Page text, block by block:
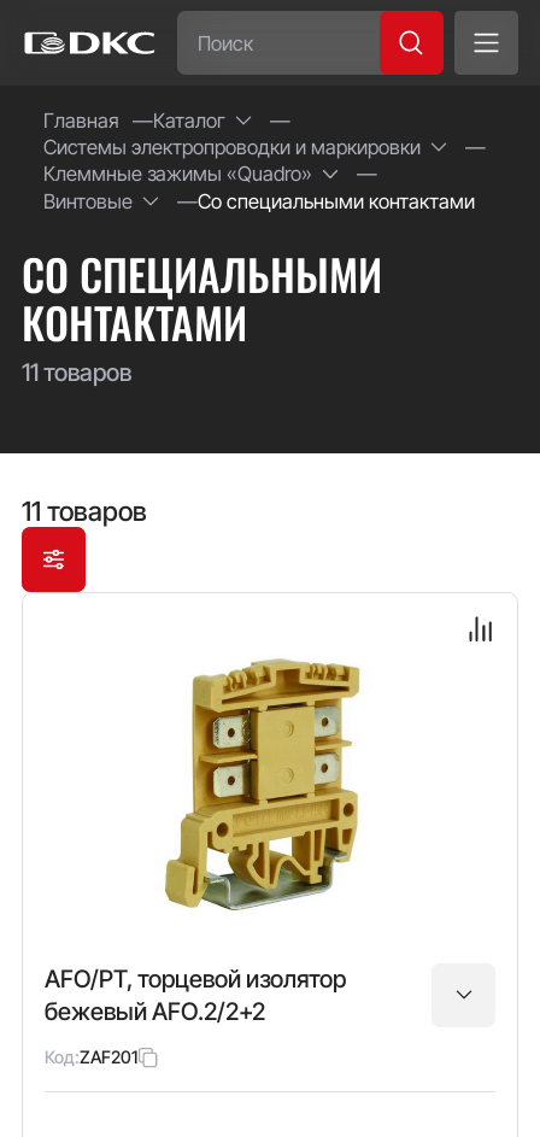
Главная
Каталог
Системы электропроводки и маркировки
Клеммные зажимы «Quadro»
Винтовые
Со специальными контактами
СО СПЕЦИАЛЬНЫМИ
КОНТАКТАМИ
11 товаров
11 товаров
AFO/PT, торцевой изолятор
бежевый AFO.2/2+2
Код:ZAF201
Часто ищут:
Специсполнение